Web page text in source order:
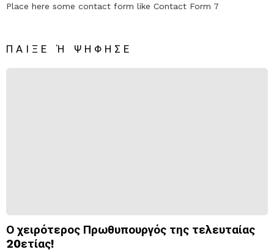
Place here some contact form like Contact Form 7
ΠΑΊΞΕ Ή ΨΉΦΗΣΕ
Ο χειρότερος Πρωθυπουργός της τελευταίας
20ετίας!